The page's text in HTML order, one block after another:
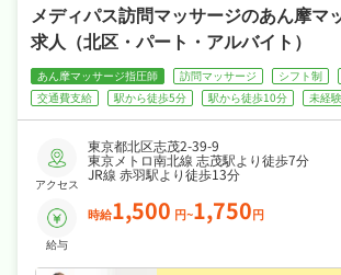
メディパス訪問マッサージのあん摩マ
求人（北区・パート・アルバイト）
あん摩マッサージ指圧師 訪問マッサージ シフト制
交通費支給
駅から徒歩5分 駅から徒歩10分 未経
アクセス
東京都北区志茂2-39-9
東京メトロ南北線 志茂駅より徒歩7分
JR線 赤羽駅より徒歩13分
給与
時給1,500 円~1,750円